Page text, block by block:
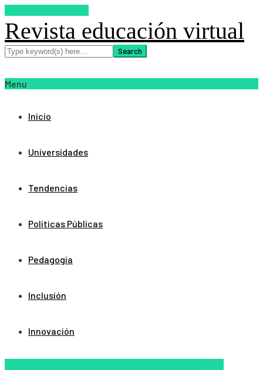
Revista educación virtual
Menu
Inicio
Universidades
Tendencias
Políticas Públicas
Pedagogía
Inclusión
Innovación